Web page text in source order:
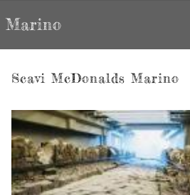
Marino
Scavi McDonalds Marino